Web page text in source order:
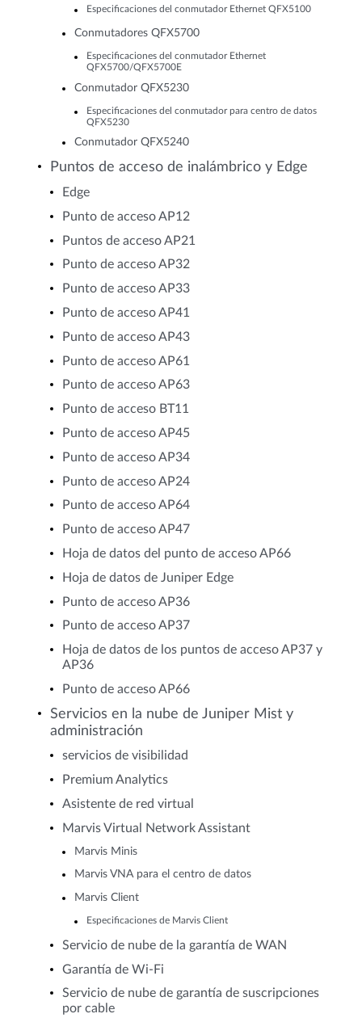
Especificaciones del conmutador Ethernet QFX5100
Conmutadores QFX5700
Especificaciones del conmutador Ethernet
QFX5700/QFX5700E
Conmutador QFX5230
Especificaciones del conmutador para centro de datos
QFX5230
Conmutador QFX5240
Puntos de acceso de inalámbrico y Edge
Edge
Punto de acceso AP12
Puntos de acceso AP21
Punto de acceso AP32
Punto de acceso AP33
Punto de acceso AP41
Punto de acceso AP43
Punto de acceso AP61
Punto de acceso AP63
Punto de acceso BT11
Punto de acceso AP45
Punto de acceso AP34
Punto de acceso AP24
Punto de acceso AP64
Punto de acceso AP47
Hoja de datos del punto de acceso AP66
Hoja de datos de Juniper Edge
Punto de acceso AP36
Punto de acceso AP37
Hoja de datos de los puntos de acceso AP37 y
AP36
Punto de acceso AP66
Servicios en la nube de Juniper Mist y
administración
servicios de visibilidad
Premium Analytics
Asistente de red virtual
Marvis Virtual Network Assistant
Marvis Minis
Marvis VNA para el centro de datos
Marvis Client
Especificaciones de Marvis Client
Servicio de nube de la garantía de WAN
Garantía de Wi-Fi
Servicio de nube de garantía de suscripciones
por cable